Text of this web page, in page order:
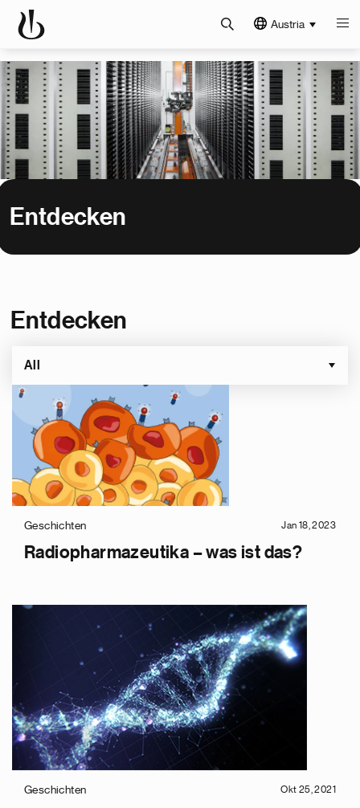
Austria
Entdecken
Entdecken
All
Geschichten Jan 18, 2023
Radiopharmazeutika – was ist das?
Geschichten Okt 25, 2021